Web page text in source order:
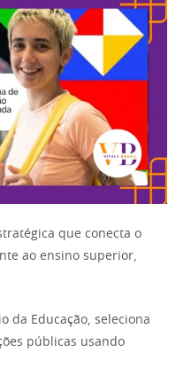
que conecta o
ao ensino superior,
da Educação, seleciona
públicas usando